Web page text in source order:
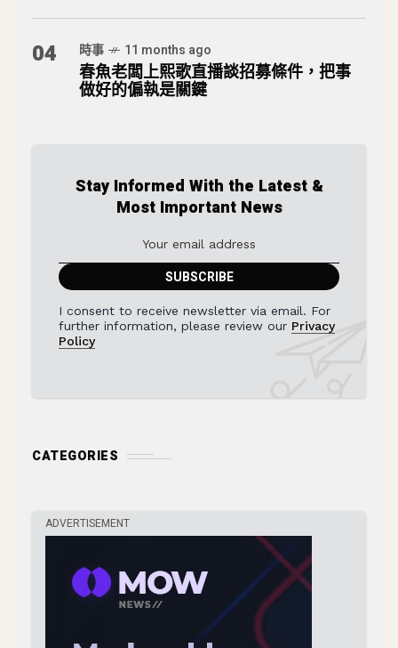
04 時事 11 months ago
春魚老闆上熙歌直播談招募條件，把事
做好的偏執是關鍵
Stay Informed With the Latest &
Most Important News
I consent to receive newsletter via email. For
further information, please review our Privacy
Policy
CATEGORIES
ADVERTISEMENT